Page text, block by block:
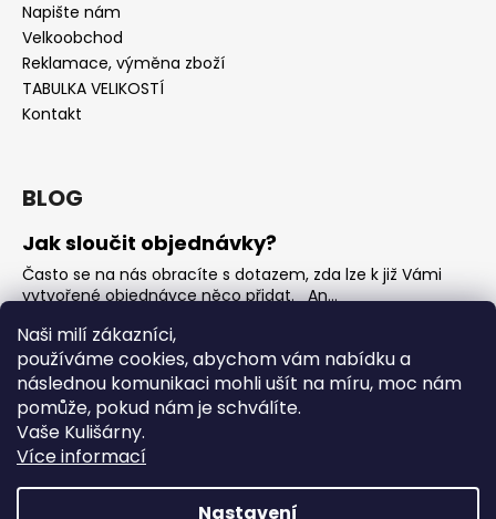
Naši milí zákazníci,
používáme cookies, abychom vám nabídku a
následnou komunikaci mohli ušít na míru, moc nám
pomůže, pokud nám je schválíte.
Vaše Kulišárny.
Více informací
Nastavení
Napište nám
Velkoobchod
Reklamace, výměna zboží
TABULKA VELIKOSTÍ
Kontakt
BLOG
Jak sloučit objednávky?
Často se na nás obracíte s dotazem, zda lze k již Vámi
vytvořené objednávce něco přidat. An...
Jak vybrat rostoucí overal na jaro?
Nejčastější otázka, kterou od Vás teď dostáváme je, jak
vybrat rostoucí overal na nadcházející jarní...
OVERALY jaké jsou mezi nimi rozdíly
Overaly jsou velmi oblíbeným kouskem. Snadno se
oblékají, nevykasávají se a přebalování je hračka. ...